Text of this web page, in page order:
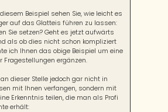
Beispiel sehen Sie, wie leicht es
auf das Glatteis führen zu lassen:
Sie setzen? Geht es jetzt aufwärts
als ob dies nicht schon kompliziert
ich Ihnen das obige Beispiel um eine
Fragestellungen ergänzen.
dieser Stelle jedoch gar nicht in
mit Ihnen verfangen, sondern mit
Erkenntnis teilen, die man als Profi
erhält: